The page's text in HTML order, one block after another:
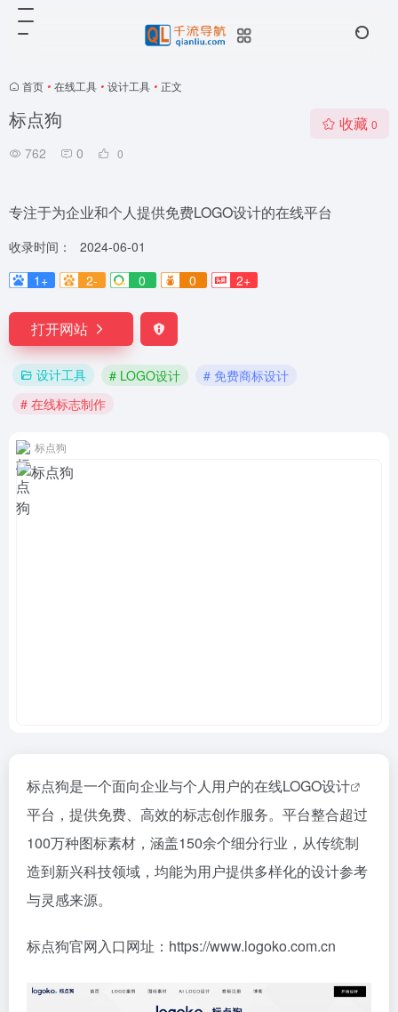
首页 • 在线工具 • 设计工具 • 正文
标点狗
762 0 0
收藏 0
专注于为企业和个人提供免费LOGO设计的在线平台
收录时间：
2024-06-01
1+
2- 0 0 2+
打开网站
设计工具 # LOGO设计
# 免费商标设计
# 在线标志制作
标点狗
标点狗是一个面向企业与个人用户的在线LOGO设计
平台，提供免费、高效的标志创作服务。平台整合超过
100万种图标素材，涵盖150余个细分行业，从传统制
造到新兴科技领域，均能为用户提供多样化的设计参考
与灵感来源。
标点狗官网入口网址：https://www.logoko.com.cn